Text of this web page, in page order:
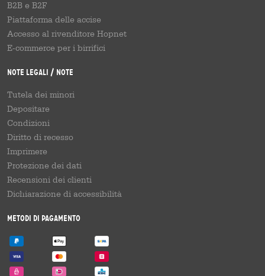
B2B e B2F
Piattaforma delle accise
Accesso al rivenditore Hopnet
E-commerce per i birrifici
Note legali / Note
Tutela dei minori
Depositare
Condizioni
Diritto di recesso
Imprimere
Protezione dei dati
Recensioni dei clienti
Dichiarazione di accessibilità
Metodi di pagamento